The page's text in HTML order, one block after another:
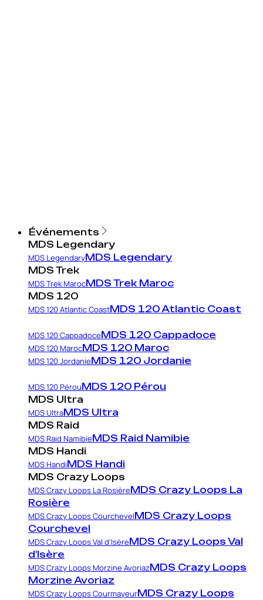
Événements
MDS Legendary
MDS LegendaryMDS Legendary
MDS Trek
MDS Trek MarocMDS Trek Maroc
MDS 120
MDS 120 Atlantic CoastMDS 120 Atlantic Coast
MDS 120 CappadoceMDS 120 Cappadoce
MDS 120 MarocMDS 120 Maroc
MDS 120 JordanieMDS 120 Jordanie
MDS 120 PérouMDS 120 Pérou
MDS Ultra
MDS UltraMDS Ultra
MDS Raid
MDS Raid NamibieMDS Raid Namibie
MDS Handi
MDS HandiMDS Handi
MDS Crazy Loops
MDS Crazy Loops La RosièreMDS Crazy Loops La
Rosière
MDS Crazy Loops CourchevelMDS Crazy Loops
Courchevel
MDS Crazy Loops Val d'IsèreMDS Crazy Loops Val
d'Isère
MDS Crazy Loops Morzine AvoriazMDS Crazy Loops
Morzine Avoriaz
MDS Crazy Loops CourmayeurMDS Crazy Loops